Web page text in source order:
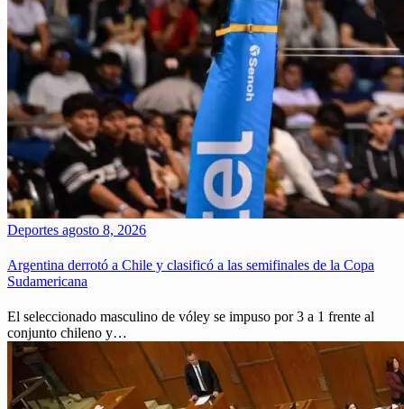
Deportes agosto 8, 2026
Argentina derrotó a Chile y clasificó a las semifinales de la Copa
Sudamericana
El seleccionado masculino de vóley se impuso por 3 a 1 frente al
conjunto chileno y…